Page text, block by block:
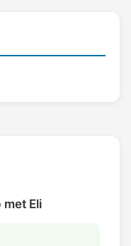
Eli